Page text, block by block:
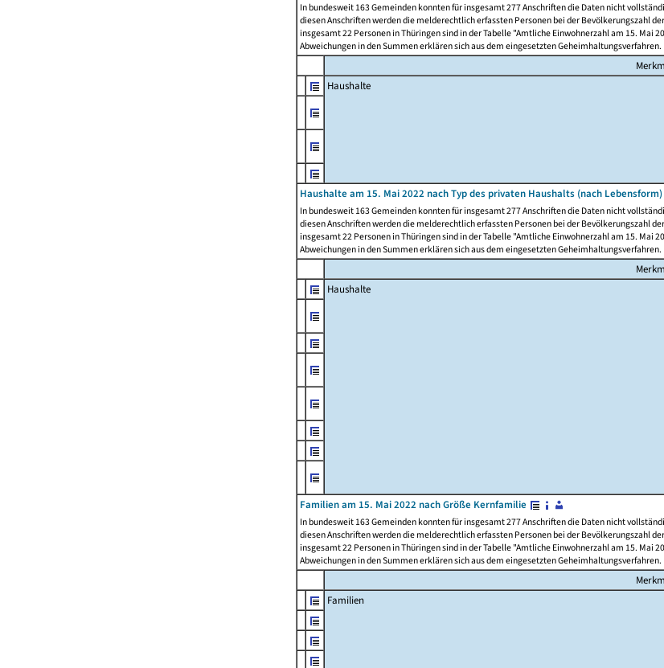
In bundesweit 163 Gemeinden konnten für insgesamt 277 Anschriften die Daten nicht
diesen Anschriften werden die melderechtlich erfassten Personen bei der Bevölkerungszahl
insgesamt 22 Personen in Thüringen sind in der Tabelle "Amtliche Einwohnerzahl am 15. Mai
Abweichungen in den Summen erklären sich aus dem eingesetzten Geheimhaltungsverfahren.
Haushalte
Haushalte am 15. Mai 2022 nach Typ des privaten Haushalts (nach Lebensform)
In bundesweit 163 Gemeinden konnten für insgesamt 277 Anschriften die Daten nicht
diesen Anschriften werden die melderechtlich erfassten Personen bei der Bevölkerungszahl
insgesamt 22 Personen in Thüringen sind in der Tabelle "Amtliche Einwohnerzahl am 15. Mai
Abweichungen in den Summen erklären sich aus dem eingesetzten Geheimhaltungsverfahren.
Haushalte
Familien am 15. Mai 2022 nach Größe Kernfamilie
In bundesweit 163 Gemeinden konnten für insgesamt 277 Anschriften die Daten nicht
diesen Anschriften werden die melderechtlich erfassten Personen bei der Bevölkerungszahl
insgesamt 22 Personen in Thüringen sind in der Tabelle "Amtliche Einwohnerzahl am 15. Mai
Abweichungen in den Summen erklären sich aus dem eingesetzten Geheimhaltungsverfahren.
Familien